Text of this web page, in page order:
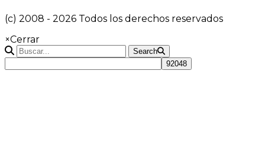
(c) 2008 - 2026 Todos los derechos reservados
×Cerrar
Search